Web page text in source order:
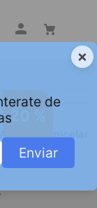
20 %
Aqua mat micelar
×
de
Enviar